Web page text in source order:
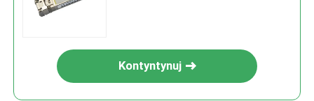
Kontyntynuj